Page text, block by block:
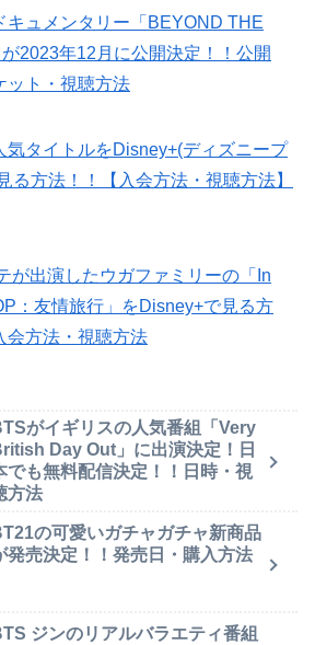
キュメンタリー「BEYOND THE
2023年12月に公開決定！！公開
ット・視聴方法
気タイトルをDisney+(ディズニープ
る方法！！【入会方法・視聴方法】
が出演したウガファミリーの「In
：友情旅行」をDisney+で見る方
会方法・視聴方法
がイギリスの人気番組「Very
Day Out」に出演決定！日
でも無料配信決定！！日時・視
方法
の可愛いガチャガチャ新商品
発売決定！！発売日・購入方法
ジンのリアルバラエティ番組